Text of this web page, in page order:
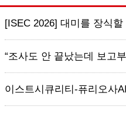
[ISEC 2026] 대미를 장식
“조사도 안 끝났는데 보고
이스트시큐리티-퓨리오사